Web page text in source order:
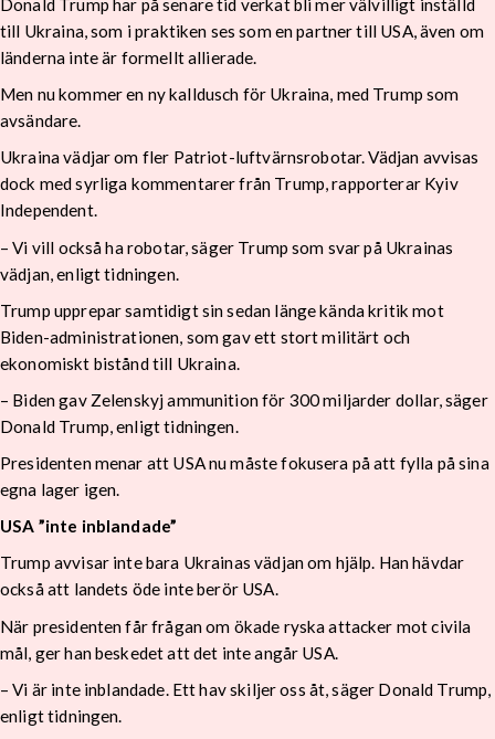
Donald Trump har på senare tid verkat bli mer välvilligt inställd
till Ukraina, som i praktiken ses som en partner till USA, även om
länderna inte är formellt allierade.
Men nu kommer en ny kalldusch för Ukraina, med Trump som
avsändare.
Ukraina vädjar om fler Patriot-luftvärnsrobotar. Vädjan avvisas
dock med syrliga kommentarer från Trump, rapporterar Kyiv
Independent.
– Vi vill också ha robotar, säger Trump som svar på Ukrainas
vädjan, enligt tidningen.
Trump upprepar samtidigt sin sedan länge kända kritik mot
Biden-administrationen, som gav ett stort militärt och
ekonomiskt bistånd till Ukraina.
– Biden gav Zelenskyj ammunition för 300 miljarder dollar, säger
Donald Trump, enligt tidningen.
Presidenten menar att USA nu måste fokusera på att fylla på sina
egna lager igen.
USA ”inte inblandade”
Trump avvisar inte bara Ukrainas vädjan om hjälp. Han hävdar
också att landets öde inte berör USA.
När presidenten får frågan om ökade ryska attacker mot civila
mål, ger han beskedet att det inte angår USA.
– Vi är inte inblandade. Ett hav skiljer oss åt, säger Donald Trump,
enligt tidningen.